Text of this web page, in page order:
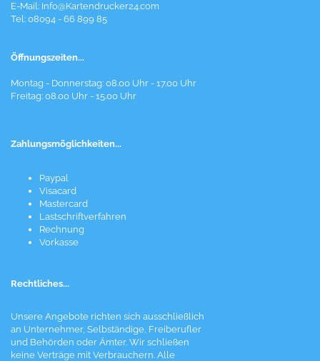
E-Mail: Info@Kartendrucker24.com
Tel: 08094 - 66 899 85
Öffnungszeiten...
Montag - Donnerstag: 08.00 Uhr - 17.00 Uhr
Freitag: 08.00 Uhr - 15.00 Uhr
Zahlungsmöglichkeiten...
Paypal
Visacard
Mastercard
Lastschriftverfahren
Rechnung
Vorkasse
Rechtliches...
Unsere Angebote richten sich ausschließlich
an Unternehmer, Selbständige, Freiberufler
und Behörden oder Ämter. Wir schließen
keine Verträge mit Verbrauchern. Alle